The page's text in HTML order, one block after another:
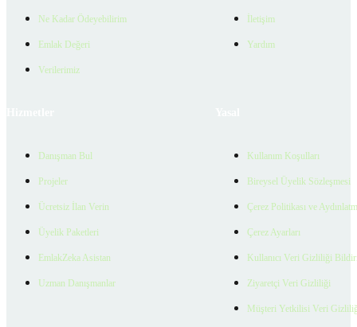
Ne Kadar Ödeyebilirim
Emlak Değeri
Verilerimiz
İletişim
Yardım
Danışman Bul
Projeler
Ücretsiz İlan Verin
Üyelik Paketleri
EmlakZeka Asistan
Uzman Danışmanlar
Kullanım Koşulları
Bireysel Üyelik Sözleşmesi
Çerez Politikası ve
Çerez Ayarları
Kullanıcı Veri Gizliliği
Ziyaretçi Veri Gizliliği
Müşteri Yetkilisi Veri